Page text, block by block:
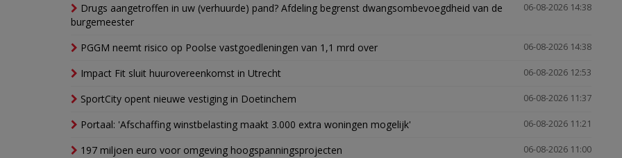
06-08-2026 14:38
Drugs aangetroffen in uw (verhuurde) pand? Afdeling begrenst dwangsombevoegdheid van de
burgemeester
06-08-2026 14:38
PGGM neemt risico op Poolse vastgoedleningen van 1,1 mrd over
06-08-2026 12:53
Impact Fit sluit huurovereenkomst in Utrecht
06-08-2026 11:37
SportCity opent nieuwe vestiging in Doetinchem
06-08-2026 11:21
Portaal: 'Afschaffing winstbelasting maakt 3.000 extra woningen mogelijk'
06-08-2026 11:00
197 miljoen euro voor omgeving hoogspanningsprojecten